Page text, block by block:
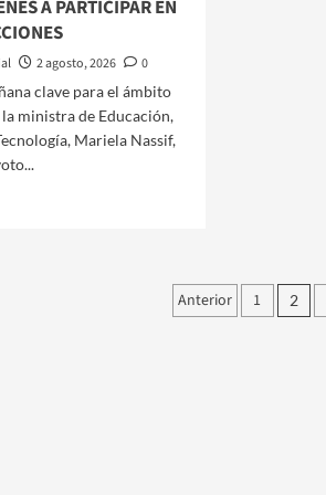
A PARTICIPAR EN
2 agosto, 2026
0
clave para el ámbito
ministra de Educación,
Mariela Nassif,
Anterior 1 2